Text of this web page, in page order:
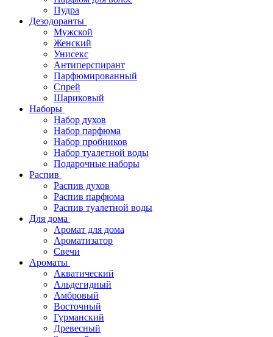
Пудра
Дезодоранты
Мужской
Женский
Унисекс
Антиперспирант
Парфюмированный
Спрей
Шариковый
Наборы
Набор духов
Набор парфюма
Набор пробников
Набор туалетной воды
Подарочные наборы
Распив
Распив духов
Распив парфюма
Распив туалетной воды
Для дома
Аромат для дома
Ароматизатор
Свечи
Ароматы
Акватический
Альдегидный
Амбровый
Восточный
Гурманский
Древесный